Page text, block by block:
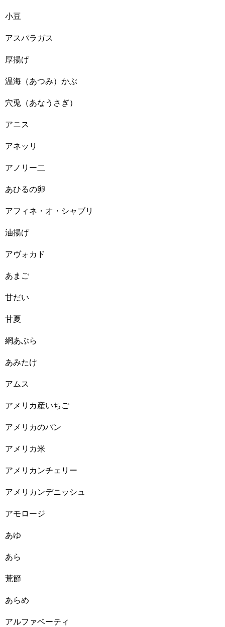
小豆
アスパラガス
厚揚げ
温海（あつみ）かぶ
穴兎（あなうさぎ）
アニス
アネッリ
アノリー二
あひるの卵
アフィネ・オ・シャブリ
油揚げ
アヴォカド
あまご
甘だい
甘夏
網あぶら
あみたけ
アムス
アメリカ産いちご
アメリカのパン
アメリカ米
アメリカンチェリー
アメリカンデニッシュ
アモロージ
あゆ
あら
荒節
あらめ
アルファベーティ